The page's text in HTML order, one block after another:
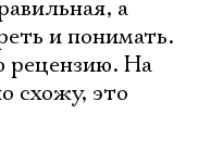
а
и понимать.
рецензию. На
схожу, это